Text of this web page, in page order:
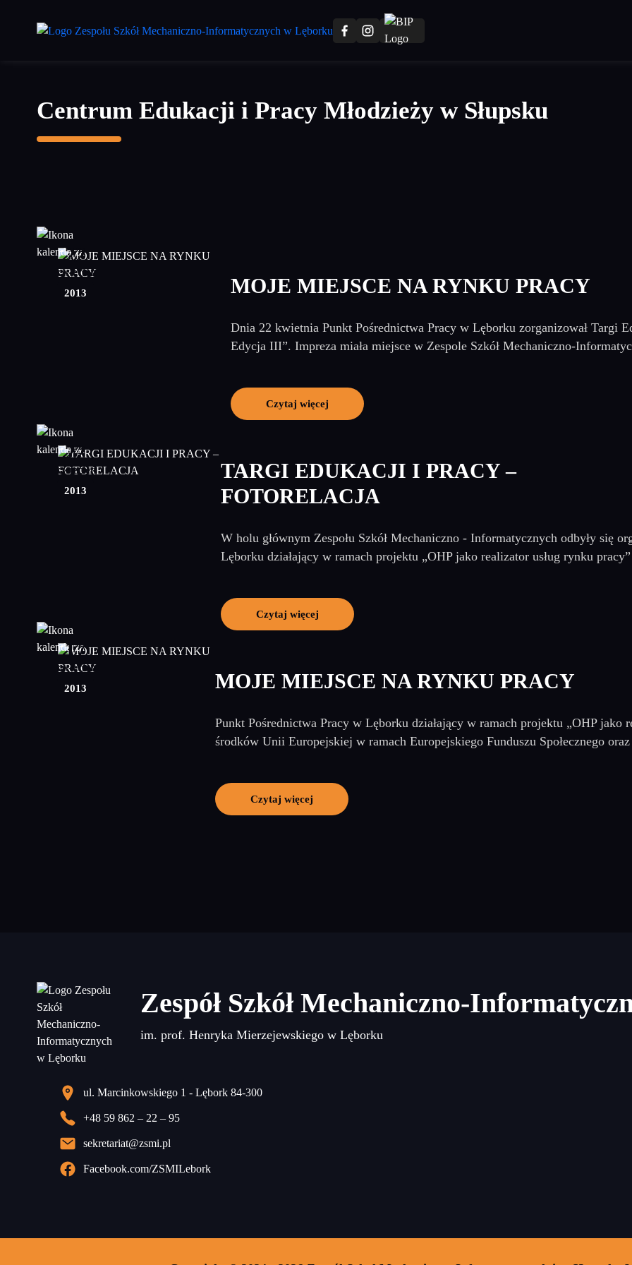
Centrum Edukacji i Pracy Młodzieży w Słupsku
22
kwiecień
2013
MOJE MIEJSCE NA RYNKU PRACY
Dnia 22 kwietnia Punkt Pośrednictwa Pracy w Lęborku zorganizował Targi
Edycja III”. Impreza miała miejsce w Zespole Szkół Mechaniczno-
Czytaj więcej
22
kwiecień
2013
TARGI EDUKACJI I PRACY –
FOTORELACJA
W holu głównym Zespołu Szkół Mechaniczno - Informatycznych odbyły się
Lęborku działający w ramach projektu „OHP jako realizator usług rynku
Czytaj więcej
17
kwiecień
2013
MOJE MIEJSCE NA RYNKU PRACY
Punkt Pośrednictwa Pracy w Lęborku działający w ramach projektu „OHP jako
środków Unii Europejskiej w ramach Europejskiego Funduszu Społecznego
Czytaj więcej
Zespół Szkół Mechaniczno-
im. prof. Henryka Mierzejewskiego w Lęborku
ul. Marcinkowskiego 1 - Lębork 84-300
+48 59 862 – 22 – 95
sekretariat@zsmi.pl
Facebook.com/ZSMILebork